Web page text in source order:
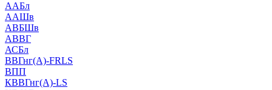
ААБл
ААШв
АВБШв
АВВГ
АСБл
ВВГнг(А)-FRLS
ВПП
КВВГнг(А)-LS